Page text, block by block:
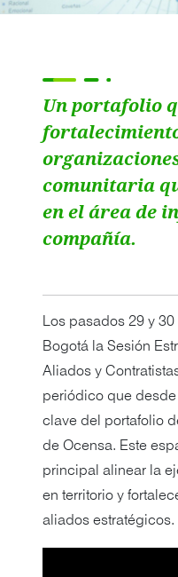
Un portafolio
comunitaria
en el área de
compañía.
Los pasados 29 y
Bogotá la Sesión
Aliados y
periódico que
clave del portafolio
de Ocensa. Este
principal alinear la
en territorio y
aliados estratégicos.